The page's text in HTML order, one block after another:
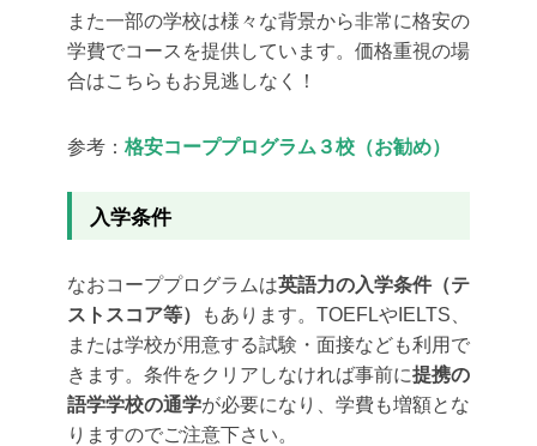
また一部の学校は様々な背景から非常に格安の
学費でコースを提供しています。価格重視の場
合はこちらもお見逃しなく！
参考： 格安コーププログラム３校（お勧め）
入学条件
なおコーププログラムは英語力の入学条件（テ
ストスコア等）
もあります。TOEFLやIELTS、
または学校が用意する試験・面接なども利用で
きます。条件をクリアしなければ事前に提携の
語学学校の通学が必要になり、学費も増額とな
りますのでご注意下さい。